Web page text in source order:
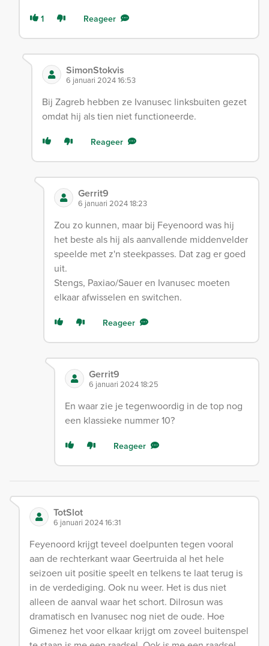
1 Reageer
SimonStokvis
6 januari 2024 16:53
Bij Zagreb hebben ze Ivanusec linksbuiten gezet
omdat hij als tien niet functioneerde.
Reageer
Gerrit9
6 januari 2024 18:23
Zou zo kunnen, maar bij Feyenoord was hij
het beste als hij als aanvallende middenvelder
speelde met z'n steekpasses. Dat zag er goed
uit.
Stengs, Paxiao/Sauer en Ivanusec moeten
elkaar afwisselen en switchen.
Reageer
Gerrit9
6 januari 2024 18:25
En waar zie je tegenwoordig in de top nog
een klassieke nummer 10?
Reageer
TotSlot
6 januari 2024 16:31
Feyenoord krijgt teveel doelpunten tegen vooral
aan de rechterkant waar Geertruida al het hele
seizoen uit positie speelt en telkens te laat terug is
in de verdediging. Ook nu weer. Het is dus niet
alleen de aanval waar het schort. Dilrosun was
dramatisch en Ivanusec nog niet de oude. Hoe
Gimenez het voor elkaar krijgt om zoveel buitenspel